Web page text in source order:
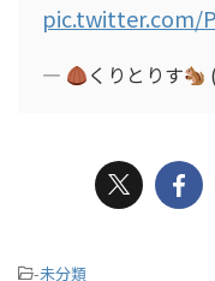
pic.twitter.com/
— くりとりす
-未分類